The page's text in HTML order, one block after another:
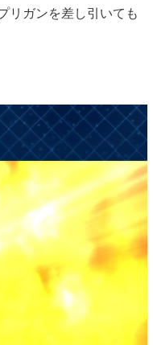
リガンを差し引いても